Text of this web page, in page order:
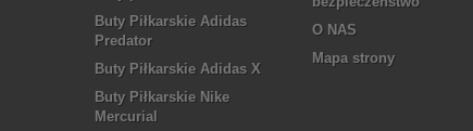
Buty Piłkarskie Adidas
Predator
Buty Piłkarskie Adidas X
Buty Piłkarskie Nike
Mercurial
O NAS
Mapa strony